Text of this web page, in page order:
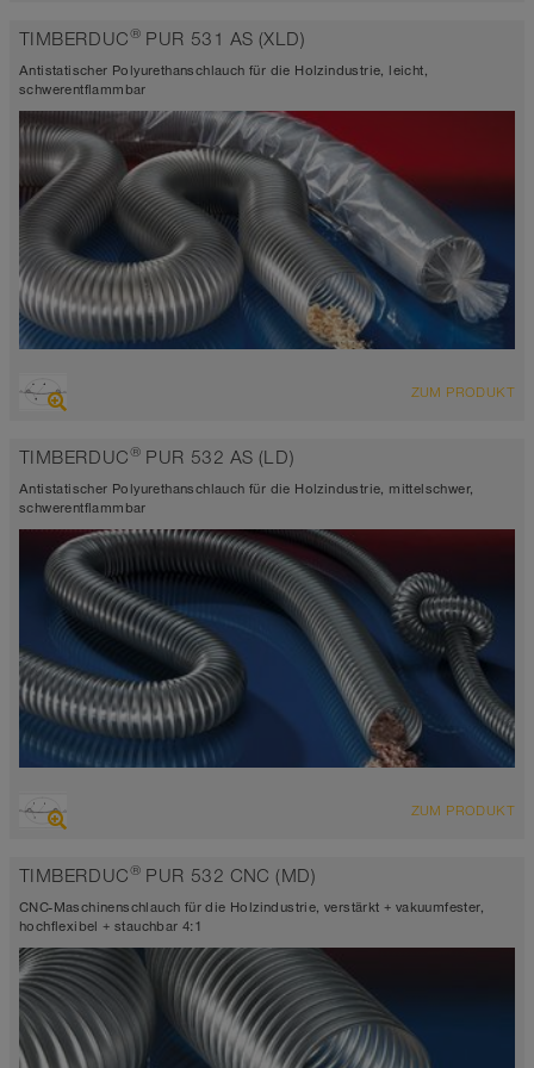
antistatisch < 10⁹
Wandstärke 1,5mm
-40°C bis 90°C (125°C)
TIMBERDUC® PUR 531 AS (XLD)
Antistatischer Polyurethanschlauch für die Holzindustrie, leicht,
schwerentflammbar
abriebfester Saugschlauch + Druckschlauch
Wandstärke 0,4mm
-40°C bis 90°C (125°C)
ZUM PRODUKT
TIMBERDUC® PUR 532 AS (LD)
Antistatischer Polyurethanschlauch für die Holzindustrie, mittelschwer,
schwerentflammbar
abriebfester Saugschlauch + Druckschlauch
Wandstärke ca. 0,6 mm
-40°C bis 90°C (125°C)
ZUM PRODUKT
TIMBERDUC® PUR 532 CNC (MD)
CNC-Maschinenschlauch für die Holzindustrie, verstärkt + vakuumfester,
hochflexibel + stauchbar 4:1